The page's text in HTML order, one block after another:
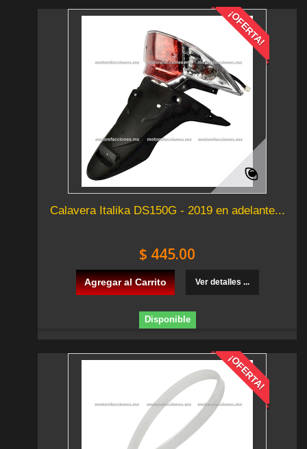
¡OFERTA!
Calavera Italika DS150G - 2019 en adelante...
$ 445.00
Agregar al Carrito Ver detalles ...
Disponible
¡OFERTA!